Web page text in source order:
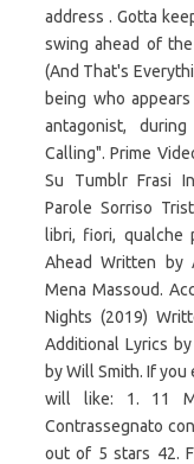
address . Gotta
swing ahead of
(And That's
being who
antagonist,
Calling". Prime
Su Tumblr Frasi
Parole Sorriso
libri, fiori, qualche
Ahead Written by
Mena Massoud.
Nights (2019)
Additional Lyrics
by Will Smith. If
will like: 1. 11
Contrassegnato
out of 5 stars 42.